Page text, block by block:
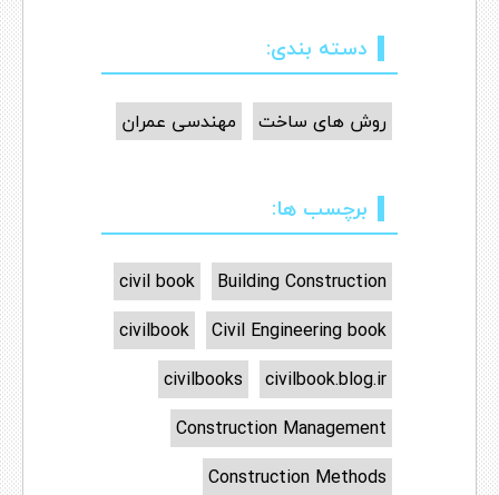
دسته بندی:
روش های ساخت مهندسی عمران
برچسب ها:
Building Construction
civil book
Civil Engineering book
civilbook
civilbook.blog.ir
civilbooks
Construction Management
Construction Methods